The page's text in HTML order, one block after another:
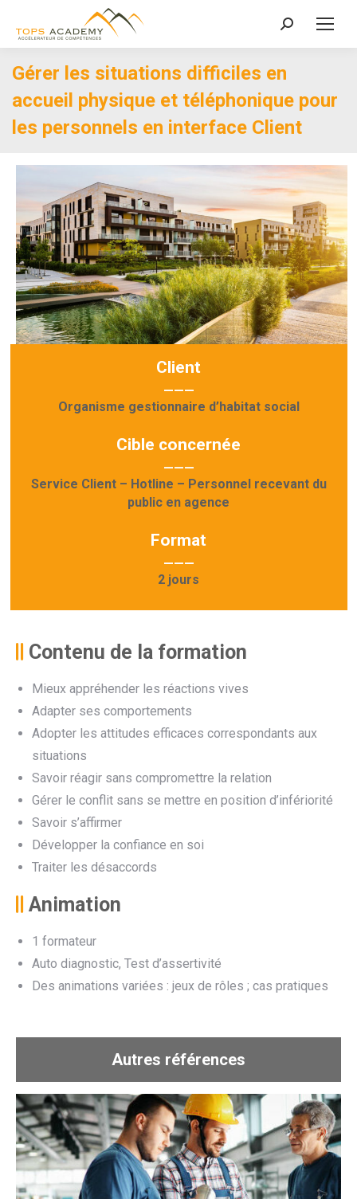
Recherche
:
Gérer les situations difficiles en
accueil physique et téléphonique pour
les personnels en interface Client
Client
———
Organisme gestionnaire d’habitat social
Cible concernée
———
Service Client – Hotline – Personnel recevant du
public en agence
Format
———
2 jours
Contenu de la formation
Mieux appréhender les réactions vives
Adapter ses comportements
Adopter les attitudes efficaces correspondants aux
situations
Savoir réagir sans compromettre la relation
Gérer le conflit sans se mettre en position d’infériorité
Savoir s’affirmer
Développer la confiance en soi
Traiter les désaccords
Animation
1 formateur
Auto diagnostic, Test d’assertivité
Des animations variées : jeux de rôles ; cas pratiques
Autres références